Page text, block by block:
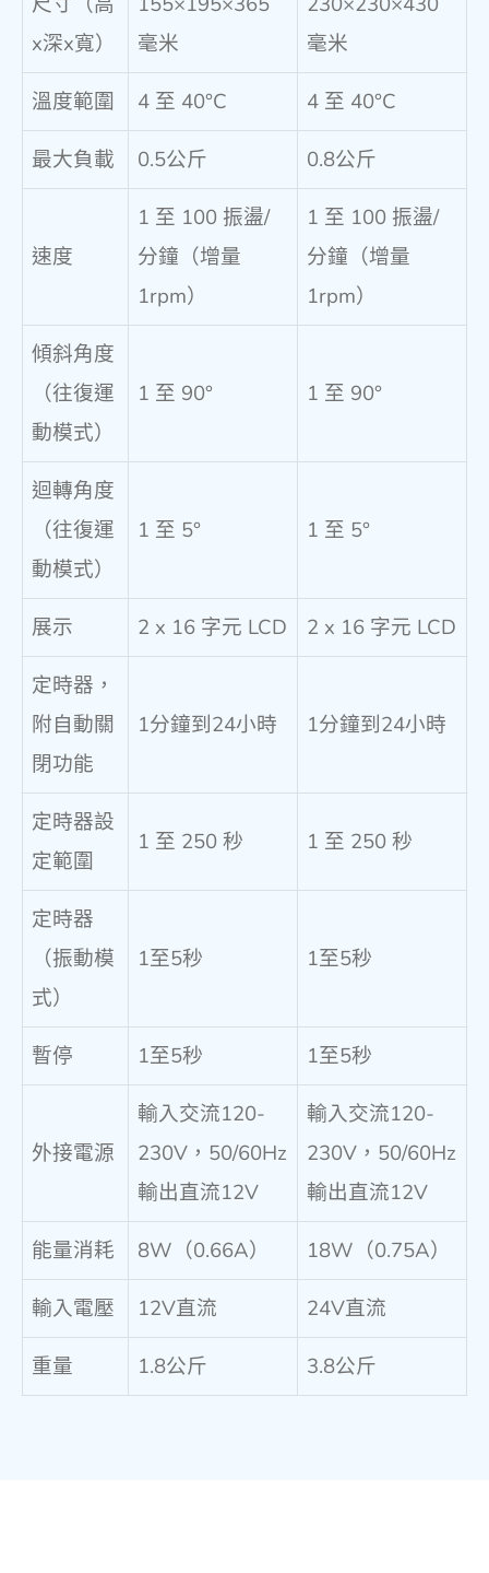
x深x寬）
毫米
毫米
溫度範圍 4 至 40°C 4 至 40°C
最大負載 0.5公斤 0.8公斤
速度
1 至 100 振盪/
分鐘（增量
1rpm）
1 至 100 振盪/
分鐘（增量
1rpm）
傾斜角度
（往復運
動模式）
1 至 90° 1 至 90°
迴轉角度
（往復運
動模式）
1 至 5° 1 至 5°
展示 2 x 16 字元 LCD 2 x 16 字元 LCD
定時器，
附自動關
閉功能
1分鐘到24小時 1分鐘到24小時
定時器設
定範圍
1 至 250 秒 1 至 250 秒
定時器
（振動模
式）
1至5秒 1至5秒
暫停 1至5秒 1至5秒
外接電源
輸入交流120-
230V，50/60Hz
輸出直流12V
輸入交流120-
230V，50/60Hz
輸出直流12V
能量消耗 8W（0.66A） 18W（0.75A）
輸入電壓 12V直流 24V直流
重量 1.8公斤 3.8公斤